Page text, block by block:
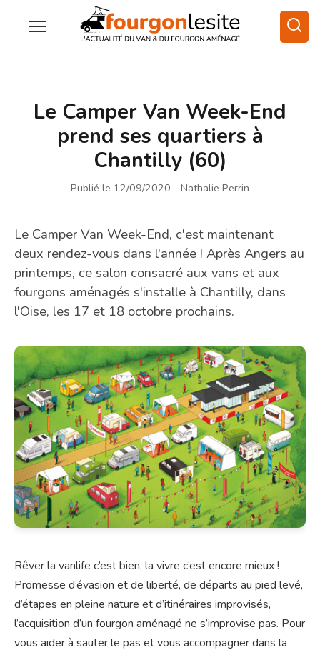
Le Camper Van Week-End
prend ses quartiers à
Chantilly (60)
Publié le 12/09/2020 - Nathalie Perrin
Le Camper Van Week-End, c'est maintenant
deux rendez-vous dans l'année ! Après Angers au
printemps, ce salon consacré aux vans et aux
fourgons aménagés s'installe à Chantilly, dans
l'Oise, les 17 et 18 octobre prochains.
Rêver la vanlife c’est bien, la vivre c’est encore mieux !
Promesse d’évasion et de liberté, de départs au pied levé,
d’étapes en pleine nature et d’itinéraires improvisés,
l’acquisition d’un fourgon aménagé ne s’improvise pas. Pour
vous aider à sauter le pas et vous accompagner dans la